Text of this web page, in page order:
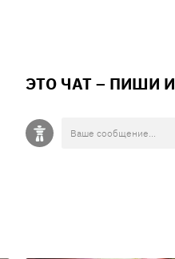
ЭТО ЧАТ – ПИШИ И